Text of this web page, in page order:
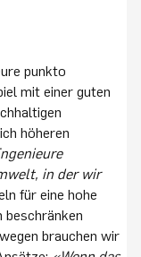
punkto
mit einer guten
höheren
in der wir
für eine hohe
beschränken
brauchen wir